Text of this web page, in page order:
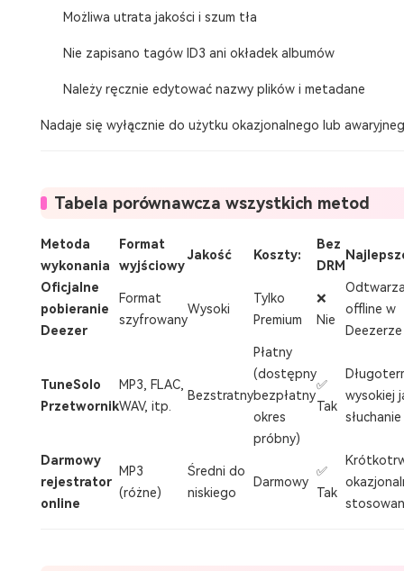
Możliwa utrata jakości i szum tła
Nie zapisano tagów ID3 ani okładek albumów
Należy ręcznie edytować nazwy plików i metadane
Nadaje się wyłącznie do użytku okazjonalnego lub
Tabela porównawcza wszystkich metod
Metoda
wykonania
Format
wyjściowy
Jakość Koszty:
Bez
DRM
Oficjalne
pobieranie
Deezer
Format
szyfrowany
Wysoki
Tylko
Premium
❌
Nie
offline w
Deezerze
TuneSolo
Przetwornik
MP3, FLAC,
WAV, itp.
Bezstratny
Płatny
(dostępny
bezpłatny
okres
próbny)
✅
Tak
wysokiej
Darmowy
rejestrator
online
MP3
(różne)
Średni do
niskiego
Darmowy
✅
Tak